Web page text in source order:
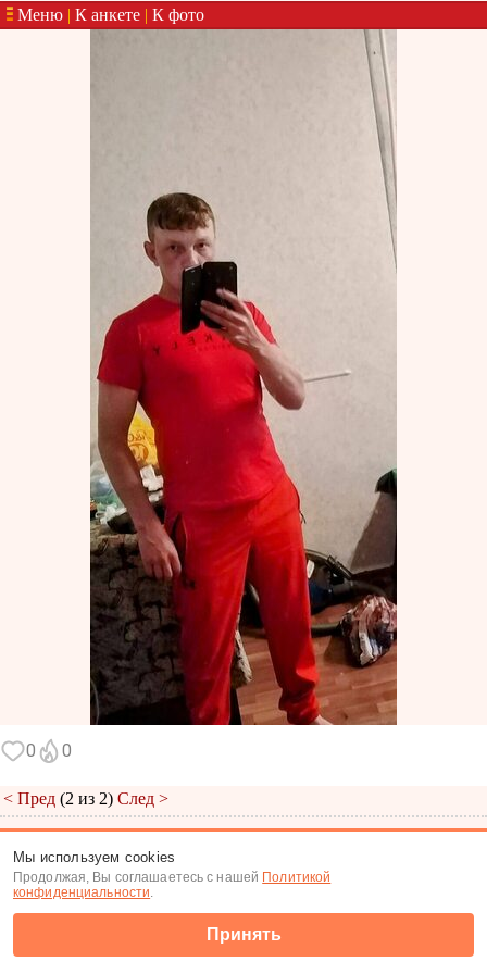
Меню | К анкете | К фото
0 0
< Пред (2 из 2) След >
(c) Tabor.ru 2026
Мы используем cookies
Продолжая, Вы соглашаетесь с нашей Политикой
конфиденциальности.
Принять